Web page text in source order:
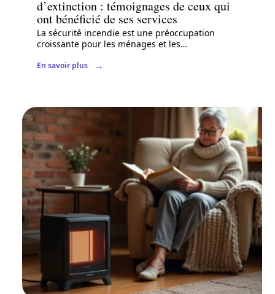
d’extinction : témoignages de ceux qui
ont bénéficié de ses services
La sécurité incendie est une préoccupation
croissante pour les ménages et les…
En savoir plus